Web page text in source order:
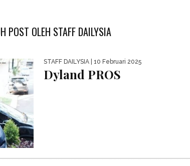
POST OLEH STAFF DAILYSIA
STAFF DAILYSIA | 10 Februari 2025
Dyland PROS